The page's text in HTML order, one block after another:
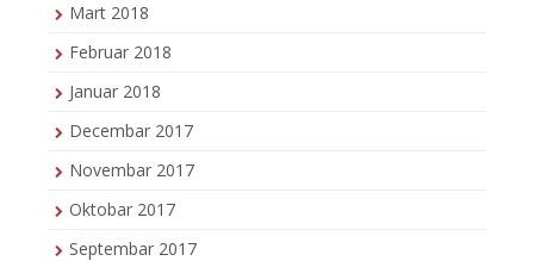
Mart 2018
Februar 2018
Januar 2018
Decembar 2017
Novembar 2017
Oktobar 2017
Septembar 2017